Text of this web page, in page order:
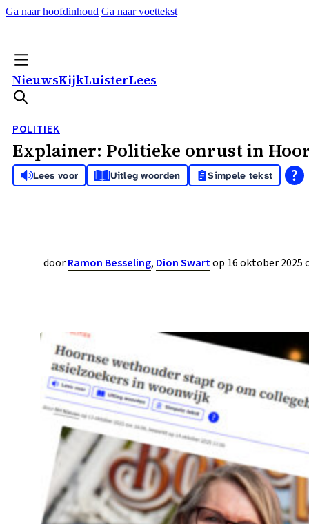
Ga naar hoofdinhoud Ga naar voettekst
NieuwsKijkLuisterLees
POLITIEK
Explainer: Politieke onrust in
Lees voor Uitleg woorden Simpele tekst
doorRamon Besseling, Dion Swartop 16 oktober 2025